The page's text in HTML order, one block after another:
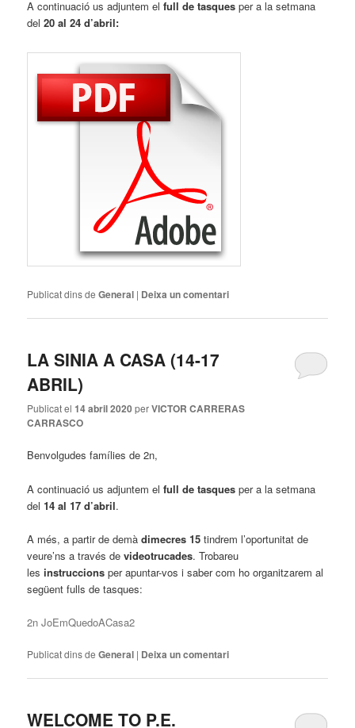
A continuació us adjuntem elfull de tasques per a la setmana
del20 al 24 d’abril:
Publicat dins de General | Deixa un comentari
LA SINIA A CASA (14-17
ABRIL)
Publicat el14 abril 2020 perVICTOR CARRERAS
CARRASCO
Benvolgudes famílies de 2n,
A continuació us adjuntem elfull de tasques per a la setmana
del14 al 17 d’abril.
A més, a partir de demàdimecres 15 tindrem l’oportunitat de
veure’ns a través devideotrucades. Trobareu
lesinstruccions per apuntar-vos i saber com ho organitzarem al
següent fulls de tasques:
2n JoEmQuedoACasa2
Publicat dins de General | Deixa un comentari
WELCOME TO P.E.